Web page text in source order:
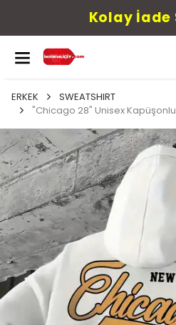
Kolay İade
ERKEK
SWEATSHIRT
"Chicago 28" Unisex